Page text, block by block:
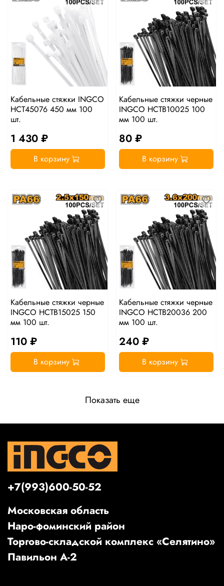
Кабельные стяжки INGCO
HCT45076 450 мм 100
шт.
1 430 ₽
В корзину
Кабельные стяжки черные
INGCO HCTB10025 100
мм 100 шт.
80 ₽
В корзину
Кабельные стяжки черные
INGCO HCTB15025 150
мм 100 шт.
110 ₽
В корзину
Кабельные стяжки черные
INGCO HCTB20036 200
мм 100 шт.
240 ₽
В корзину
Показать еще
+7(993)600-50-52
Московская область
Наро-фоминский район
Торгово-складской комплекс «Селятино»
Павильон А-2